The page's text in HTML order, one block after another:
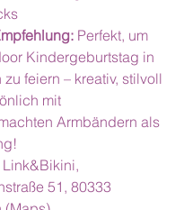
Perfekt, um
Kindergeburtstag in
feiern – kreativ, stilvoll
mit
Armbändern als
Link&Bikini,
51, 80333